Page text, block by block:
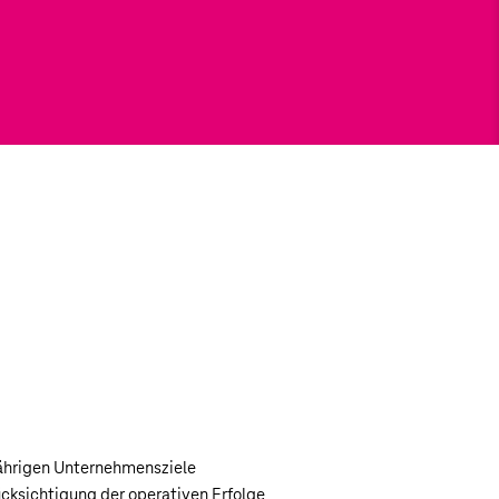
abgerechnet
des STI
Unternehmensziele
der operativen Erfolge